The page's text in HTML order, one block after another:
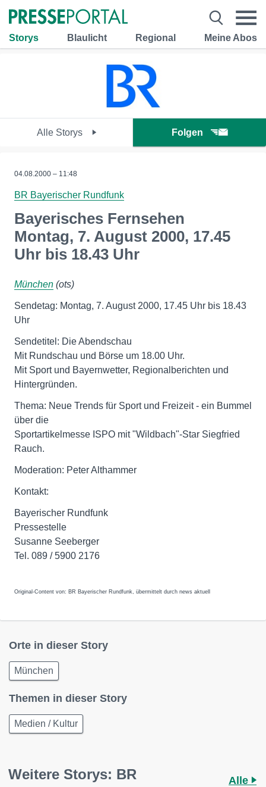
Storys Blaulicht Regional Meine Abos
Alle Storys Folgen
04.08.2000 – 11:48
BR Bayerischer Rundfunk
Bayerisches Fernsehen
Montag, 7. August 2000, 17.45
Uhr bis 18.43 Uhr
München (ots)
Sendetag: Montag, 7. August 2000, 17.45 Uhr bis 18.43
Uhr
Sendetitel: Die Abendschau
Mit Rundschau und Börse um 18.00 Uhr.
Mit Sport und Bayernwetter, Regionalberichten und
Hintergründen.
Thema: Neue Trends für Sport und Freizeit - ein Bummel
über die
Sportartikelmesse ISPO mit "Wildbach"-Star Siegfried
Rauch.
Moderation: Peter Althammer
Kontakt:
Bayerischer Rundfunk
Pressestelle
Susanne Seeberger
Tel. 089 / 5900 2176
Original-Content von: BR Bayerischer Rundfunk, übermittelt durch news aktuell
Orte in dieser Story
München
Themen in dieser Story
Medien / Kultur
Weitere Storys: BR
Alle